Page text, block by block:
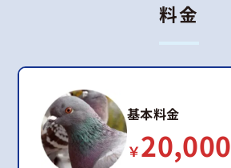
料金
基本料金
￥20,000